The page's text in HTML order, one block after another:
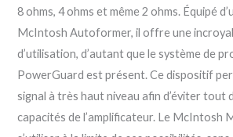
8 ohms, 4 ohms et même 2 ohms. Équipé
McIntosh Autoformer, il offre une
d’utilisation, d’autant que le système de
PowerGuard est présent. Ce dispositif
signal à très haut niveau afin d’éviter tout
capacités de l’amplificateur. Le McIntosh